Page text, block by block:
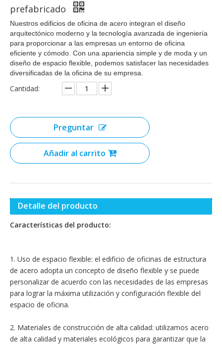
prefabricado
Nuestros edificios de oficina de acero integran el diseño
arquitectónico moderno y la tecnología avanzada de ingeniería
para proporcionar a las empresas un entorno de oficina
eficiente y cómodo. Con una apariencia simple y de moda y un
diseño de espacio flexible, podemos satisfacer las necesidades
diversificadas de la oficina de su empresa.
Cantidad:
Preguntar
Añadir al carrito
Detalle del producto
Características del producto:
1. Uso de espacio flexible: el edificio de oficinas de estructura
de acero adopta un concepto de diseño flexible y se puede
personalizar de acuerdo con las necesidades de las empresas
para lograr la máxima utilización y configuración flexible del
espacio de oficina.
2. Materiales de construcción de alta calidad: utilizamos acero
de alta calidad y materiales ecológicos para garantizar que la